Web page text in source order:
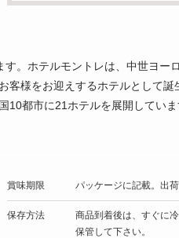
。ホテルモントレは、中世ヨー
客様をお迎えするホテルとして誕
都市に21ホテルを展開していま
賞味期限 パッケージに記載。出
保存方法
商品到着後は、すぐに
保管して下さい。